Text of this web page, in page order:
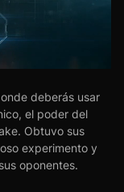
deberás usar
el poder del
Obtuvo sus
experimento y
oponentes.